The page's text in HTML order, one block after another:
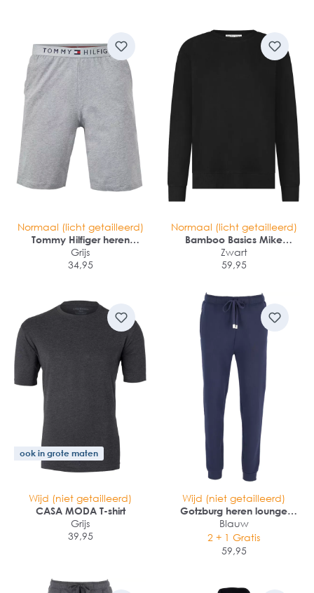
Normaal (licht getailleerd)
Tommy Hilfiger heren
lounge short
Grijs
34,95
Normaal (licht getailleerd)
Bamboo Basics Mike
sweater
Zwart
59,95
ook in grote maten
Wijd (niet getailleerd)
CASA MODA T-shirt
Grijs
39,95
Wijd (niet getailleerd)
Gotzburg heren lounge
broek (middeldik)
Blauw
2 + 1 Gratis
59,95